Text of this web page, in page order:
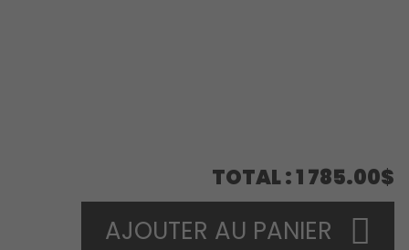
TOTAL 1 785.00$
AJOUTER AU PANIER